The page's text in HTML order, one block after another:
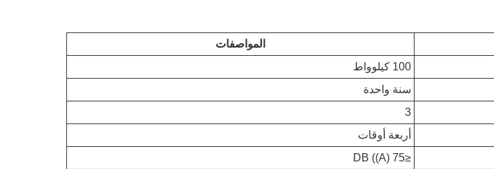
المواصفات
100 كيلوواط
سنة واحدة
3
أربعة أوقات
≤75 DB ((A)